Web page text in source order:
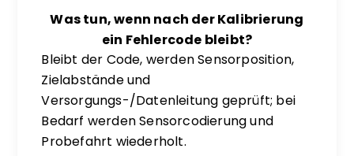
Was tun, wenn nach der Kalibrierung
ein Fehlercode bleibt?
Bleibt der Code, werden Sensorposition,
Zielabstände und
Versorgungs-/Datenleitung geprüft; bei
Bedarf werden Sensorcodierung und
Probefahrt wiederholt.